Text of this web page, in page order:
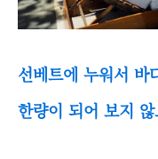
선베트에 누워서 바
한량이 되어 보지